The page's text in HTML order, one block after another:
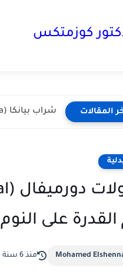
كوزمتكس
المقالات شراب بيانكا (Pianka) لعلاج نقص الحديد والأنيميا | الدليل الكامل
على النوم
Mohamed منذ 6 سنة